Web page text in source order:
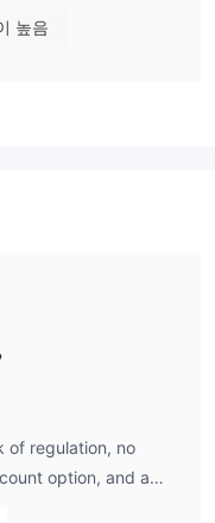
. 도메인의 만료일은
정을 보유하고 있습니
하는 경험 많은 트레이
높음
of regulation, no
option, and a
potential.